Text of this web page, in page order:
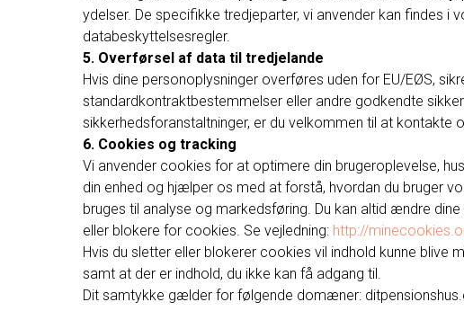
ydelser. De specifikke tredjeparter, vi anvender kan findes
databeskyttelsesregler.
5. Overførsel af data til tredjelande
Hvis dine personoplysninger overføres uden for EU/EØS,
standardkontraktbestemmelser eller andre godkendte
sikkerhedsforanstaltninger, er du velkommen til at kontakte
6. Cookies og tracking
Vi anvender cookies for at optimere din brugeroplevelse,
din enhed og hjælper os med at forstå, hvordan du bruger
bruges til analyse og markedsføring. Du kan altid ændre
eller blokere for cookies. Se vejledning: http://
Hvis du sletter eller blokerer cookies vil indhold kunne
samt at der er indhold, du ikke kan få adgang til.
Dit samtykke gælder for følgende domæner: